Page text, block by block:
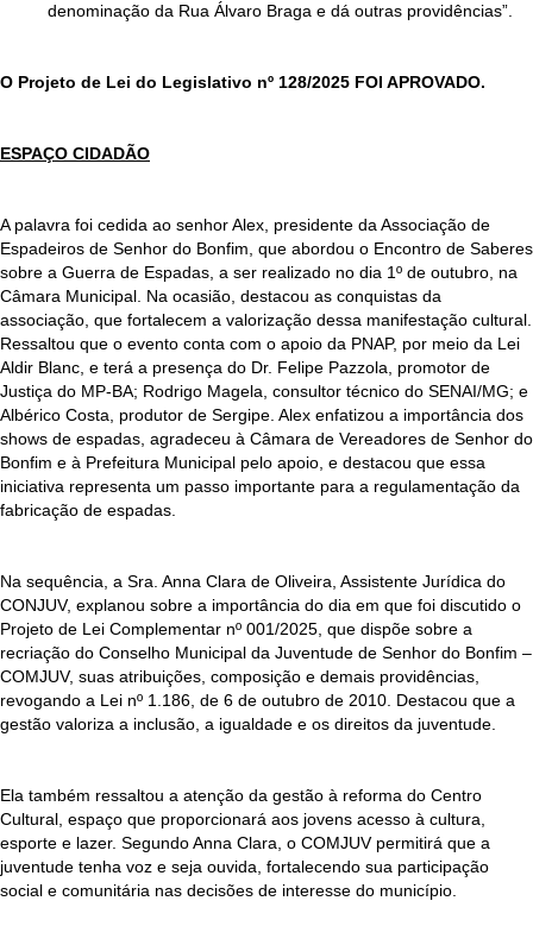
denominação da Rua Álvaro Braga e dá outras providências”.
O Projeto de Lei do Legislativo nº 128/2025 FOI APROVADO.
ESPAÇO CIDADÃO
A palavra foi cedida ao senhor Alex, presidente da Associação de
Espadeiros de Senhor do Bonfim, que abordou o Encontro de Saberes
sobre a Guerra de Espadas, a ser realizado no dia 1º de outubro, na
Câmara Municipal. Na ocasião, destacou as conquistas da
associação, que fortalecem a valorização dessa manifestação cultural.
Ressaltou que o evento conta com o apoio da PNAP, por meio da Lei
Aldir Blanc, e terá a presença do Dr. Felipe Pazzola, promotor de
Justiça do MP-BA; Rodrigo Magela, consultor técnico do SENAI/MG; e
Albérico Costa, produtor de Sergipe. Alex enfatizou a importância dos
shows de espadas, agradeceu à Câmara de Vereadores de Senhor do
Bonfim e à Prefeitura Municipal pelo apoio, e destacou que essa
iniciativa representa um passo importante para a regulamentação da
fabricação de espadas.
Na sequência, a Sra. Anna Clara de Oliveira, Assistente Jurídica do
CONJUV, explanou sobre a importância do dia em que foi discutido o
Projeto de Lei Complementar nº 001/2025, que dispõe sobre a
recriação do Conselho Municipal da Juventude de Senhor do Bonfim –
COMJUV, suas atribuições, composição e demais providências,
revogando a Lei nº 1.186, de 6 de outubro de 2010. Destacou que a
gestão valoriza a inclusão, a igualdade e os direitos da juventude.
Ela também ressaltou a atenção da gestão à reforma do Centro
Cultural, espaço que proporcionará aos jovens acesso à cultura,
esporte e lazer. Segundo Anna Clara, o COMJUV permitirá que a
juventude tenha voz e seja ouvida, fortalecendo sua participação
social e comunitária nas decisões de interesse do município.